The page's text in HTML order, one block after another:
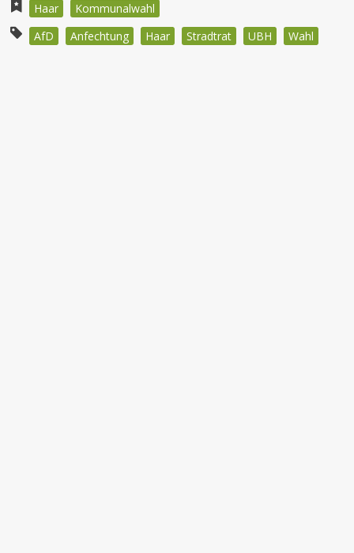
Haar
Kommunalwahl
AfD
Anfechtung Haar Stradtrat UBH Wahl